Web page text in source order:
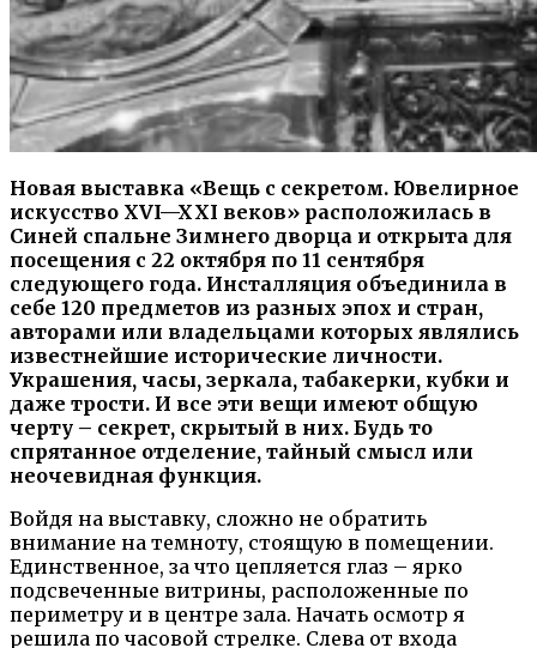
Новая выставка «Вещь с секретом. Ювелирное
искусство XVI—XXI веков» расположилась в
Синей спальне Зимнего дворца и открыта для
посещения с 22 октября по 11 сентября
следующего года. Инсталляция объединила в
себе 120 предметов из разных эпох и стран,
авторами или владельцами которых являлись
известнейшие исторические личности.
Украшения, часы, зеркала, табакерки, кубки и
даже трости. И все эти вещи имеют общую
черту – секрет, скрытый в них. Будь то
спрятанное отделение, тайный смысл или
неочевидная функция.
Войдя на выставку, сложно не обратить
внимание на темноту, стоящую в помещении.
Единственное, за что цепляется глаз – ярко
подсвеченные витрины, расположенные по
периметру и в центре зала. Начать осмотр я
решила по часовой стрелке. Слева от входа